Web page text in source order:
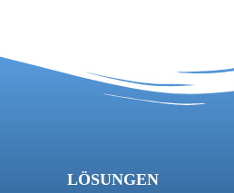
LÖSUNGEN